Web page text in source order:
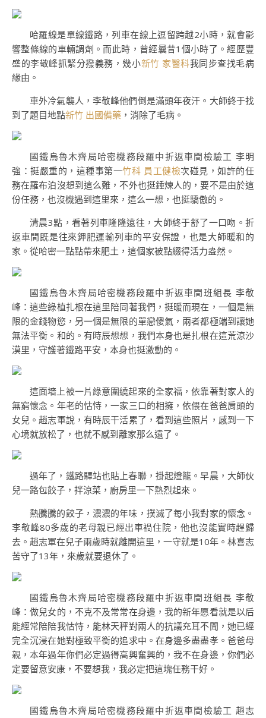
哈羅線是單線鐵路，列車在線上逗留跨越2小時，就會影
響整條線的車輛調劑。而此時，曾經曩昔1個小時了。經歷豐
盛的李敬峰抓緊分撥義務，幾小新竹 家醫科我同步查找毛病
緣由。
車外冷氣襲人，李敬峰他們倒是滿頭年夜汗。大師終于找
到了題目地點新竹 出國備藥 ，消除了毛病。
國鐵烏魯木齊局哈密機務段羅中折返車間檢驗工 李明
強：挺嚴重的，這種事第一竹科 員工健檢次碰見，如許的任
務在羅布泊沒想到這么難，不外也挺錘煉人的，要不是由於這
份任務，也沒機遇到這里來，這么一想，也挺驕傲的。
清晨3點，看著列車隆隆遠往，大師終于舒了一口吻。折
返車間既是往來鉀肥運輸列車的平安保證，也是大師暖和的
家。從哈密一點點帶來肥土，這個家被點綴得活力盎然。
國鐵烏魯木齊局哈密機務段羅中折返車間班組長 李敬
峰：這些綠植扎根在這里陪同著我們，挺暖而現在，一個是無
限的金錢物慾，另一個是無限的單戀傻氣，兩者都極端到讓她
無法平衡。和的。有時辰想想，我們本身也是扎根在這荒涼沙
漠里，守護著鐵路平安，本身也挺激動的。
這面墻上被一片綠意圍繞起來的全家福，依靠著對家人的
無窮懷念。年老的怙恃，一家三口的相擁，依偎在爸爸肩頭的
女兒。趙志軍說，有時辰干活累了，看到這些照片，感到一下
心境就放松了，也就不感到離家那么遠了。
過年了，鐵路驛站也貼上春聯，掛起燈籠。早晨，大師伙
兒一路包餃子，拌涼菜，廚房里一下熱烈起來。
熱騰騰的餃子，濃濃的年味，撲滅了每小我對家的懷念。
李敬峰80多歲的老母親已經出車禍住院，他也沒能實時趕歸
去。趙志軍在兒子兩歲時就離開這里，一守就是10年。林喜志
苦守了13年，來歲就要退休了。
國鐵烏魯木齊局哈密機務段羅中折返車間班組長 李敬
峰：做兒女的，不克不及常常在身邊，我的新年愿看就是以后
能經常陪陪我怙恃，能林天秤對兩人的抗議充耳不聞，她已經
完全沉浸在她對極致平衡的追求中。在身邊多盡盡孝。爸爸母
親，本年過年你們必定過得高興奮興的，我不在身邊，你們必
定要留意安康，不要想我，我必定把這塊任務干好。
國鐵烏魯木齊局哈密機務段羅中折返車間檢驗工 趙志